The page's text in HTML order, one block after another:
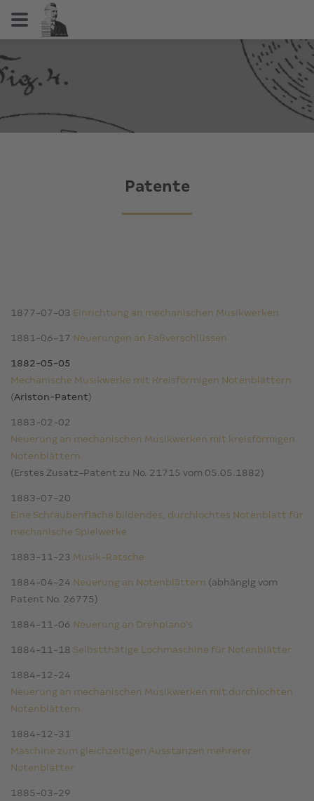
Patente
1877-07-03 Einrichtung an mechanischen Musikwerken
1881-06-17 Neuerungen an Faßverschlüssen
1882-05-05
Mechanische Musikwerke mit Kreisförmigen Notenblättern
(Ariston-Patent)
1883-02-02
Neuerung an mechanischen Musikwerken mit kreisförmigen
Notenblättern
(Erstes Zusatz-Patent zu No. 21715 vom 05.05.1882)
1883-07-20
Eine Schraubenfläche bildendes, durchlochtes Notenblatt für
mechanische Spielwerke
1883-11-23 Musik-Ratsche
1884-04-24 Neuerung an Notenblättern (abhängig vom
Patent No. 26775)
1884-11-06 Neuerung an Drehpiano's
1884-11-18 Selbstthätige Lochmaschine für Notenblätter
1884-12-24
Neuerung an mechanischen Musikwerken mit durchlochten
Notenblättern
1884-12-31
Maschine zum gleichzeitigen Ausstanzen mehrerer
Notenblätter
1885-03-29